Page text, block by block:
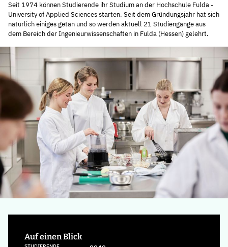
Seit 1974 können Studierende ihr Studium an der Hochschule Fulda -
University of Applied Sciences starten. Seit dem Gründungsjahr hat sich
natürlich einiges getan und so werden aktuell 21 Studiengänge aus
dem Bereich der Ingenieurwissenschaften in Fulda (Hessen) gelehrt.
Auf einen Blick